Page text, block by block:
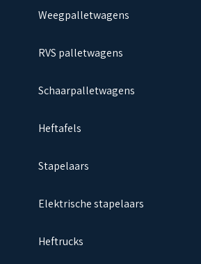
Weegpalletwagens
RVS palletwagens
Schaarpalletwagens
Heftafels
Stapelaars
Elektrische stapelaars
Heftrucks